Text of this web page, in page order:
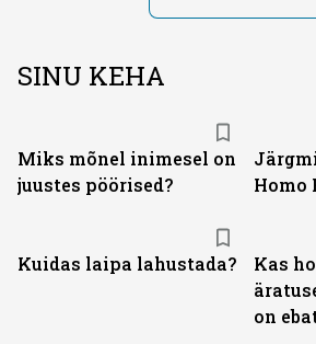
SINU KEHA
Miks mõnel inimesel on
juustes pöörised?
Homo
Kuidas laipa lahustada?
Kas
on